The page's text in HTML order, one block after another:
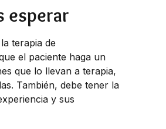
esperar
terapia de
el paciente haga un
que lo llevan a terapia,
También, debe tener la
y sus